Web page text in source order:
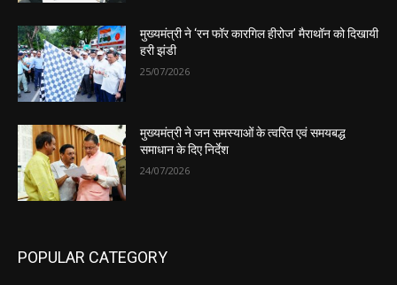
मुख्यमंत्री ने ‘रन फॉर कारगिल हीरोज’ मैराथॉन को दिखायी
हरी झंडी
25/07/2026
मुख्यमंत्री ने जन समस्याओं के त्वरित एवं समयबद्ध
समाधान के दिए निर्देश
24/07/2026
POPULAR CATEGORY